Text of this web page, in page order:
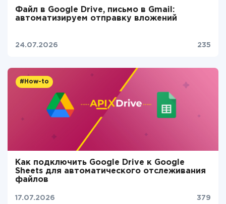
Файл в Google Drive, письмо в Gmail:
автоматизируем отправку вложений
24.07.2026 235
#How-to
Как подключить Google Drive к Google
Sheets для автоматического отслеживания
файлов
17.07.2026 379